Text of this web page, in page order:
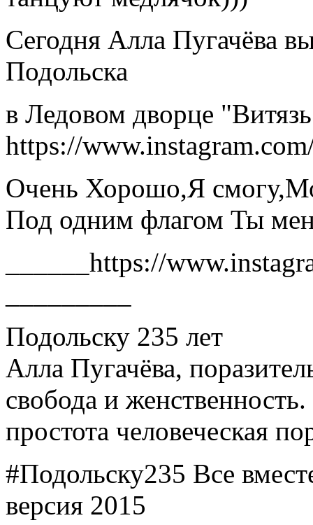
Сегодня Алла Пугачёва
Подольска
в Ледовом дворце
https://
Очень Хорошо,Я
Под одним флагом Ты
______https://
Подольску 235 лет
Алла Пугачёва,
свобода и
простота человеческая
#Подольску235 Все
версия 2015